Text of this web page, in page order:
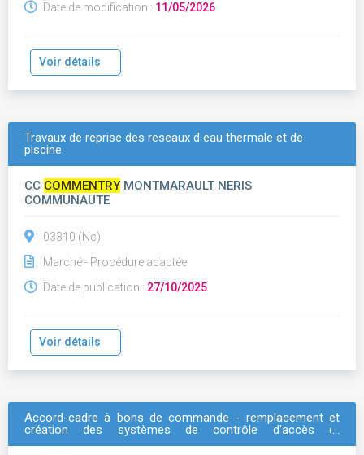
Date de modification : 11/05/2026
Voir détails
Travaux de reprise des reseaux d eau thermale et de
piscine
CC COMMENTRYMONTMARAULT NERIS
COMMUNAUTE
03310 (Nc)
Marché - Procédure adaptée
Date de publication : 27/10/2025
Voir détails
Accord-cadre à bons de commande - remplacement et
création des systèmes de contrôle d'accès et